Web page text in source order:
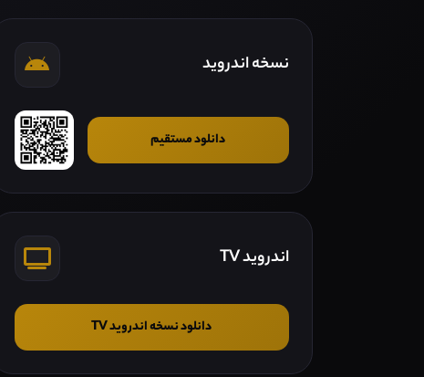
نسخه اندروید
دانلود مستقیم
اندروید TV
دانلود نسخه اندروید TV